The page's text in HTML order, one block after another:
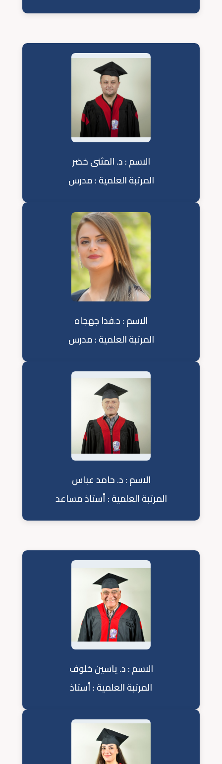
الاسم : د. المثنى خضر
المرتبة العلمية : مدرس
الاسم : د.فدا جهجاه
المرتبة العلمية : مدرس
الاسم : د. حامد عباس
المرتبة العلمية : أستاذ مساعد
الاسم : د. ياسين خلوف
المرتبة العلمية : أستاذ